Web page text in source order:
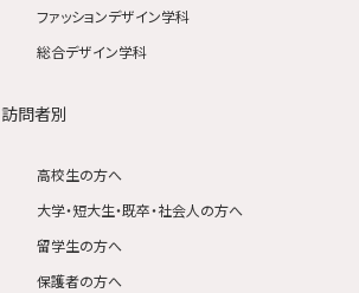
ファッションデザイン学科
総合デザイン学科
訪問者別
高校生の方へ
大学・短大生・既卒・社会人の方へ
留学生の方へ
保護者の方へ